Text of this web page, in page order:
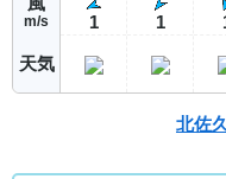
m/s
天気
1 1
北佐